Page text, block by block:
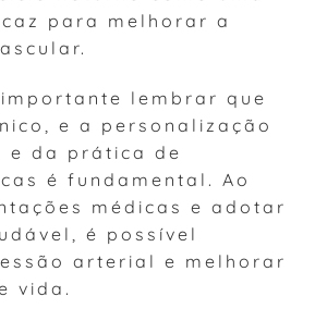
para melhorar a
lembrar que
e a personalização
e da prática de
é fundamental. Ao
médicas e adotar
é possível
arterial e melhorar
vida.